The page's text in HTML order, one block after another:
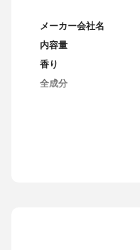
メーカー会社名
内容量
香り
全成分